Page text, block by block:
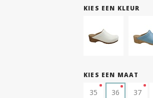
KIES EEN KLEUR
KIES EEN MAAT
35 36 37